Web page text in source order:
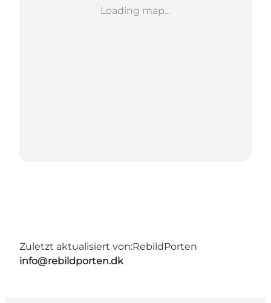
Loading map...
Zuletzt aktualisiert von:RebildPorten
info@rebildporten.dk